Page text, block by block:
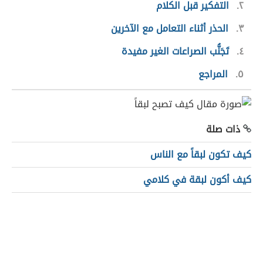
٢ التفكير قبل الكلام
٣
الحذر أثناء التعامل مع الآخرين
٤ تَجَنُّب الصراعات الغير مفيدة
٥
المراجع
ذات صلة
كيف تكون لبقاً مع الناس
كيف أكون لبقة في كلامي